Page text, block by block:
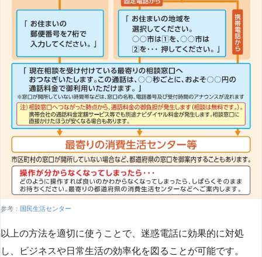
参考： 国民生活センター
以上の方法を適切に使うことで、迷惑電話に効果的に対処
し、ビジネスや日常生活の効率化を図ることが可能です。